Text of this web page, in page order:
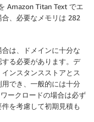
Amazon Titan Text でエ
、必要なメモリは 282
は、ドメインに十分な
る必要があります。デ
ンスタンスストアとス
でき、一般的には十分
ークロードの場合は必ず
を考慮して初期見積も